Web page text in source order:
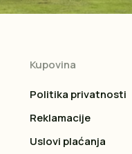
Kupovina
Politika privatnosti
Reklamacije
Uslovi plaćanja